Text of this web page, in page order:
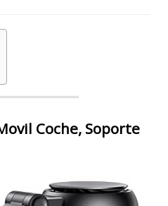
Coche, Soporte